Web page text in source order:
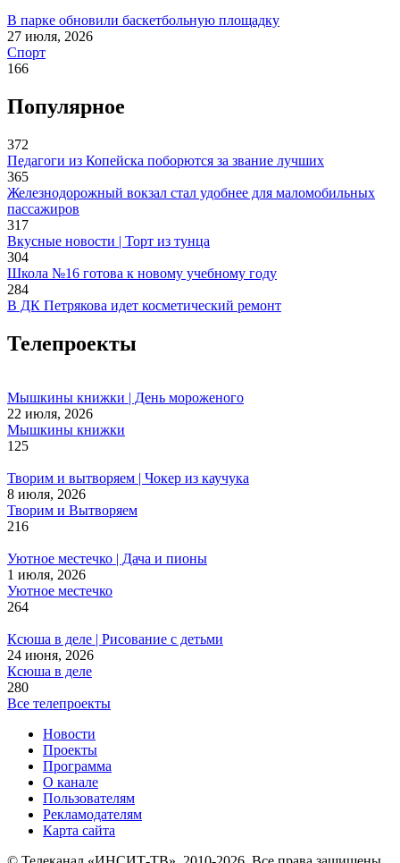
В парке обновили баскетбольную площадку
27 июля, 2026
Спорт
166
Популярное
372
Педагоги из Копейска поборются за звание лучших
365
Железнодорожный вокзал стал удобнее для маломобильных
пассажиров
317
Вкусные новости | Торт из тунца
304
Школа №16 готова к новому учебному году
284
В ДК Петрякова идет косметический ремонт
Телепроекты
Мышкины книжки | День мороженого
22 июля, 2026
Мышкины книжки
125
Творим и вытворяем | Чокер из каучука
8 июля, 2026
Творим и Вытворяем
216
Уютное местечко | Дача и пионы
1 июля, 2026
Уютное местечко
264
Ксюша в деле | Рисование с детьми
24 июня, 2026
Ксюша в деле
280
Все телепроекты
Новости
Проекты
Программа
О канале
Пользователям
Рекламодателям
Карта сайта